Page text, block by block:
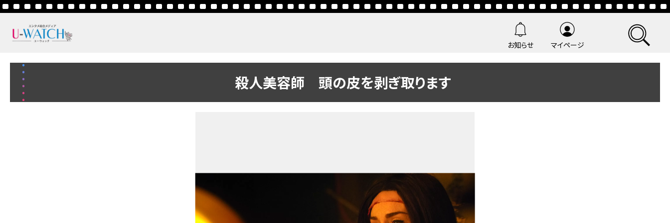
お知らせ マイページ
殺人美容師 頭の皮を剥ぎ取ります